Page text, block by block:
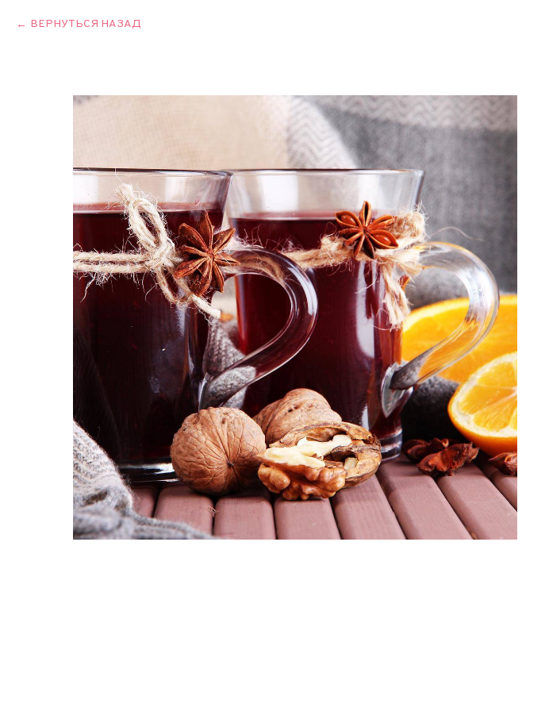
ВЕРНУТЬСЯ НАЗАД